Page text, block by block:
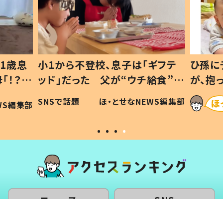
歳息
？」
編集部
小1から不登校、息子は「ギフテ
ッド」だった 父が“ウチ給食”を
作り続ける理由とは #令和の親
#令和の子
SNSで話題 ほ・とせなNEWS編集部
ひ孫
が、
「涙が
い」